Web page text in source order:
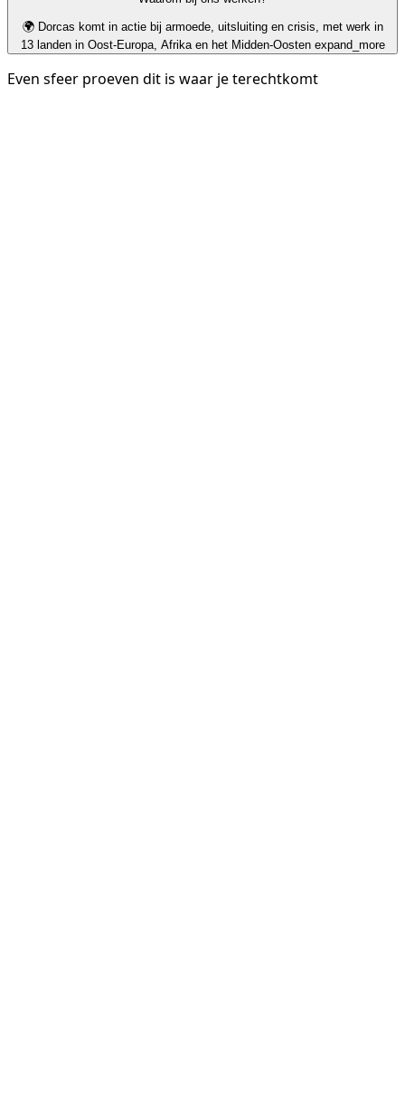
🌍 Dorcas komt in actie bij armoede, uitsluiting en crisis, met werk in
13 landen in Oost-Europa, Afrika en het Midden-Oosten expand_more
Even sfeer proeven dit is waar je terechtkomt